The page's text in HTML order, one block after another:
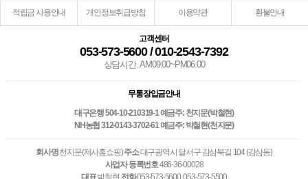
적립금 사용안내 개인정보취급방침 이용약관 환불안내
고객센터
053-573-5600 / 010-2543-7392
상담시간. AM09:00~PM06:00
무통장입금안내
대구은행 504-10-210319-1 예금주: 천지문(박철현)
NH농협 312-0143-3702-61 예금주: 박철현(천지문)
회사명천지문(제사홈쇼핑)주소대구광역시 달서구 감삼북길 104 (감삼동)
사업자 등록번호486-36-00028
대표박철현 전화053-573-5600, 053-573-5500